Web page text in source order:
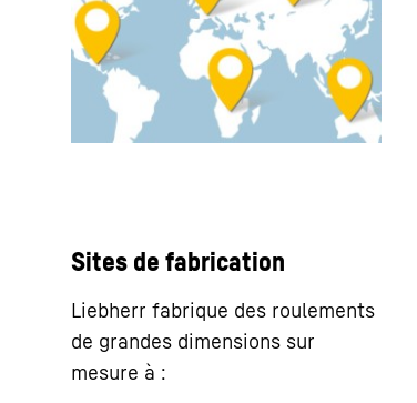
Sites de fabrication
Liebherr fabrique des roulements
de grandes dimensions sur
mesure à :